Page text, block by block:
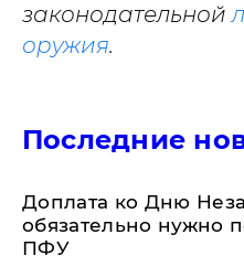
законодательной
оружия.
Последние
Доплата ко Дню
обязательно нужно
ПФУ